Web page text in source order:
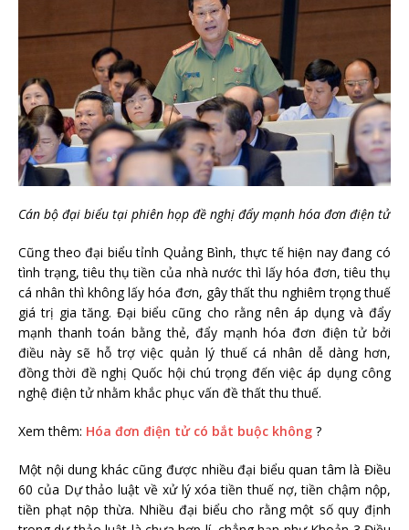
Cán bộ đại biểu tại phiên họp đề nghị đẩy mạnh hóa đơn điện tử
Cũng theo đại biểu tỉnh Quảng Bình, thực tế hiện nay đang có
tình trạng, tiêu thụ tiền của nhà nước thì lấy hóa đơn, tiêu thụ
cá nhân thì không lấy hóa đơn, gây thất thu nghiêm trọng thuế
giá trị gia tăng. Đại biểu cũng cho rằng nên áp dụng và đẩy
mạnh thanh toán bằng thẻ, đẩy mạnh hóa đơn điện tử bởi
điều này sẽ hỗ trợ việc quản lý thuế cá nhân dễ dàng hơn,
đồng thời đề nghị Quốc hội chú trọng đến việc áp dụng công
nghệ điện tử nhằm khắc phục vấn đề thất thu thuế.
Xem thêm: Hóa đơn điện tử có bắt buộc không ?
Một nội dung khác cũng được nhiều đại biểu quan tâm là Điều
60 của Dự thảo luật về xử lý xóa tiền thuế nợ, tiền chậm nộp,
tiền phạt nộp thừa. Nhiều đại biểu cho rằng một số quy định